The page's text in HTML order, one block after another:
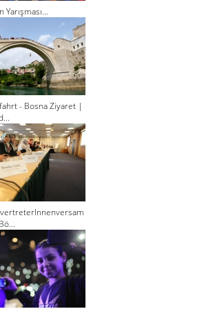
Yarışması...
- Bosna Ziyaret |